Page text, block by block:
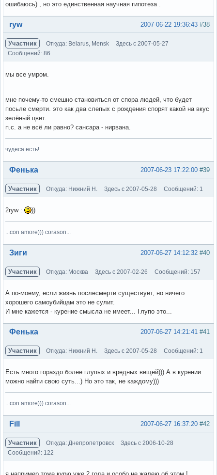
ошибаюсь) , но это единственная научная гипотеза .
Вне форума #38
2007-06-22 19:36:43
ryw
Участник Откуда: Belarus, Mensk
Здесь с 2007-05-27
Сообщений: 86
мы все умром.
мне почему-то смешно становиться от спора людей, что будет
посьле смерти. это как два слепых с рождения спорят какой на вкус
зелёный цвет.
п.с. а не всё ли равно? сансара - нирвана.
чудеса есть!
Вне форума #39
2007-06-23 17:22:00
Фенька
Участник Откуда: Нижний Н. Здесь с 2007-05-28 Сообщений: 1
2ryw : ))
...con amore))) corason...
Вне форума #40
2007-06-27 14:12:32
Зиги
Участник Откуда: Москва Здесь с 2007-02-26 Сообщений: 157
А по-моему, если жизнь послесмерти существует, но ничего
хорошего самоубийцам это не сулит.
И мне кажется - курение смысла не имеет... Глупо это...
Вне форума #41
2007-06-27 14:21:41
Фенька
Участник Откуда: Нижний Н. Здесь с 2007-05-28 Сообщений: 1
Есть много гораздо более глупых и вредных вещей))) А в курении
можно найти свою суть...) Но это так, не каждому)))
...con amore))) corason...
Вне форума #42
2007-06-27 16:37:20
Fill
Участник Откуда: Днепропетровск
Здесь с 2006-10-28
Сообщений: 122